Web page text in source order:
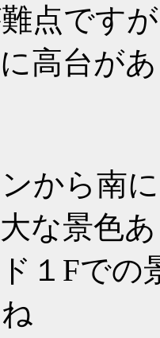
点ですが
高台が
から南
な景色
１Fで